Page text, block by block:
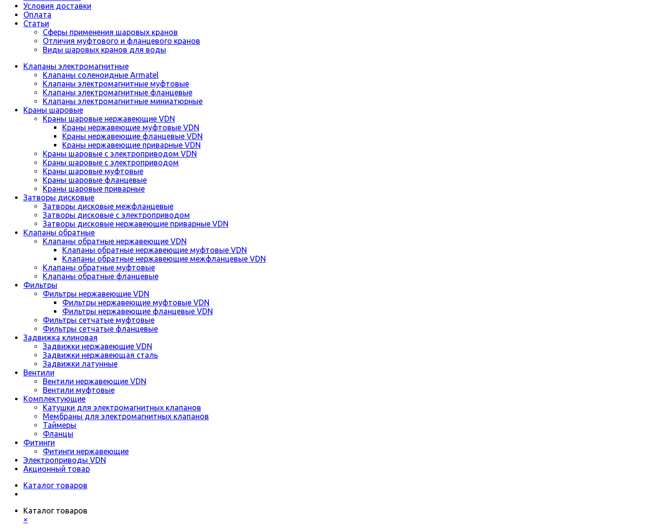
Условия доставки
Оплата
Статьи
Сферы применения шаровых кранов
Отличия муфтового и фланцевого кранов
Виды шаровых кранов для воды
Клапаны электромагнитные
Клапаны соленоидные Armatel
Клапаны электромагнитные муфтовые
Клапаны электромагнитные фланцевые
Клапаны электромагнитные миниатюрные
Краны шаровые
Краны шаровые нержавеющие VDN
Краны нержавеющие муфтовые VDN
Краны нержавеющие фланцевые VDN
Краны нержавеющие приварные VDN
Краны шаровые с электроприводом VDN
Краны шаровые с электроприводом
Краны шаровые муфтовые
Краны шаровые фланцевые
Краны шаровые приварные
Затворы дисковые
Затворы дисковые межфланцевые
Затворы дисковые с электроприводом
Затворы дисковые нержавеющие приварные VDN
Клапаны обратные
Клапаны обратные нержавеющие VDN
Клапаны обратные нержавеющие муфтовые VDN
Клапаны обратные нержавеющие межфланцевые VDN
Клапаны обратные муфтовые
Клапаны обратные фланцевые
Фильтры
Фильтры нержавеющие VDN
Фильтры нержавеющие муфтовые VDN
Фильтры нержавеющие фланцевые VDN
Фильтры сетчатые муфтовые
Фильтры сетчатые фланцевые
Задвижка клиновая
Задвижки нержавеющие VDN
Задвижки нержавеющая сталь
Задвижки латунные
Вентили
Вентили нержавеющие VDN
Вентили муфтовые
Комплектующие
Катушки для электромагнитных клапанов
Мембраны для электромагнитных клапанов
Таймеры
Фланцы
Фитинги
Фитинги нержавеющие
Электроприводы VDN
Акционный товар
Каталог товаров
Каталог товаров
×